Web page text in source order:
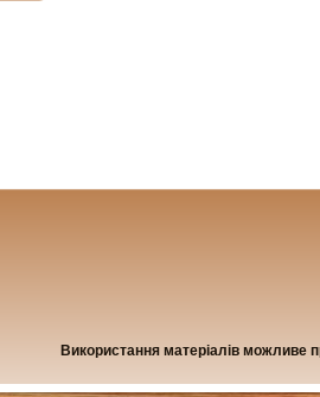
Використання матеріалів можливе